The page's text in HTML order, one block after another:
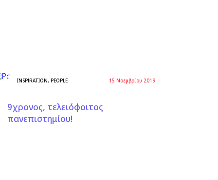
INSPIRATION,PEOPLE 15 Νοεμβρίου 2019
9χρονος, τελειόφοιτος
πανεπιστημίου!